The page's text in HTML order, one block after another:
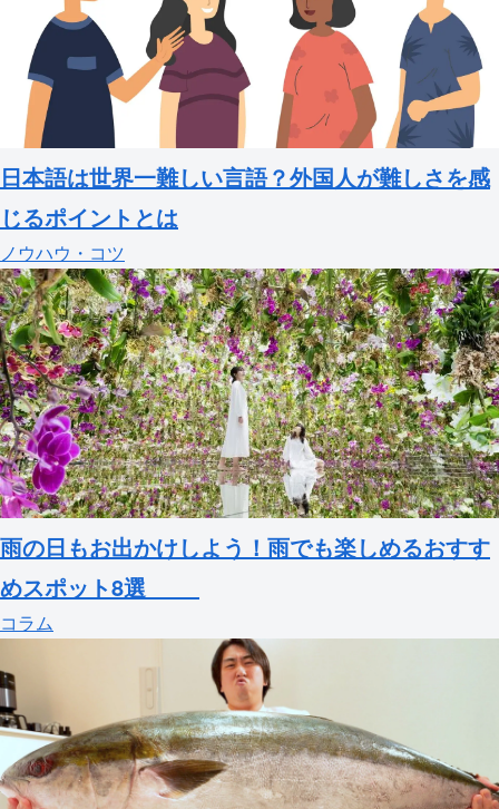
日本語は世界一難しい言語？外国人が難しさを感
じるポイントとは
ノウハウ・コツ
雨の日もお出かけしよう！雨でも楽しめるおすす
めスポット8選
コラム